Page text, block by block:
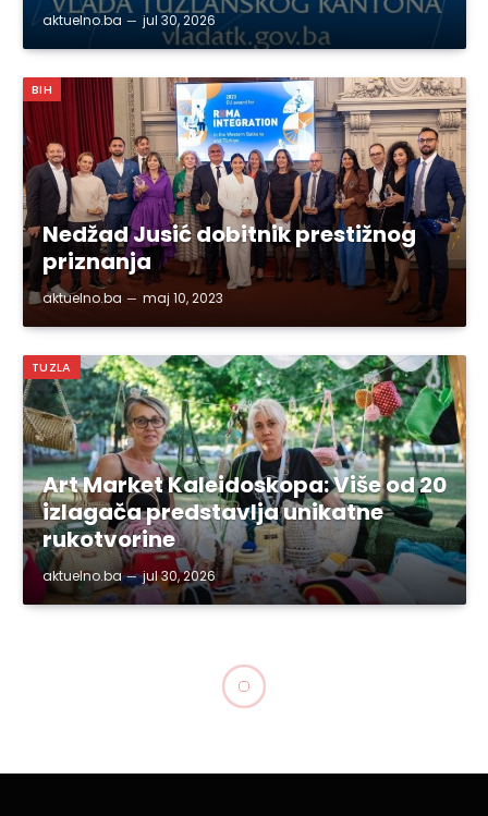
aktuelno.ba jul 30, 2026
BIH
Nedžad Jusić dobitnik prestižnog
priznanja
aktuelno.ba maj 10, 2023
TUZLA
Art Market Kaleidoskopa: Više od 20
izlagača predstavlja unikatne
rukotvorine
aktuelno.ba jul 30, 2026
Koncert Masima u Tuzli,